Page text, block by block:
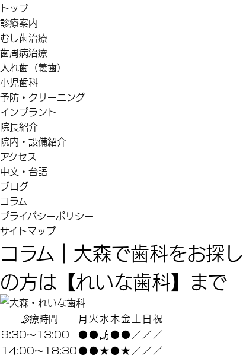
トップ
診療案内
むし歯治療
歯周病治療
入れ歯（義歯）
小児歯科
予防・クリーニング
インプラント
院長紹介
院内・設備紹介
アクセス
中文・台語
ブログ
コラム
プライバシーポリシー
サイトマップ
コラム｜大森で歯科をお探し
の方は【れいな歯科】まで
診療時間 月 火水木金土 日祝
9:30～13:00
●●訪●●／／／
14:00～18:30●●★●★／／／